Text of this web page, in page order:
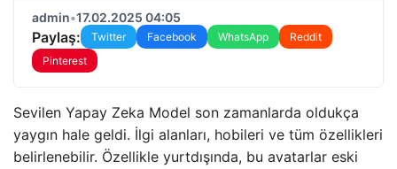
admin•17.02.2025 04:05
Paylaş: Twitter Facebook WhatsApp
Reddit
Pinterest
Sevilen Yapay Zeka Model son zamanlarda oldukça
yaygın hale geldi. İlgi alanları, hobileri ve tüm özellikleri
belirlenebilir. Özellikle yurtdışında, bu avatarlar eski